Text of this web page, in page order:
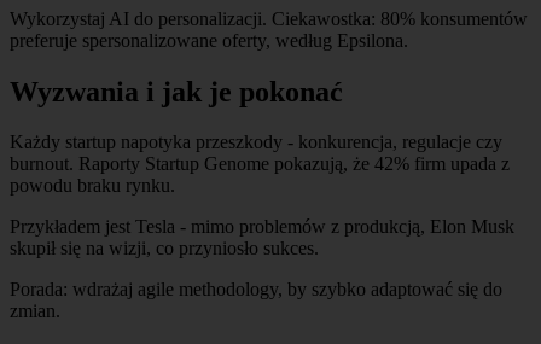
Wykorzystaj AI do personalizacji. Ciekawostka: 80% konsumentów
preferuje spersonalizowane oferty, według Epsilona.
Wyzwania i jak je pokonać
Każdy startup napotyka przeszkody - konkurencja, regulacje czy
burnout. Raporty Startup Genome pokazują, że 42% firm upada z
powodu braku rynku.
Przykładem jest Tesla - mimo problemów z produkcją, Elon Musk
skupił się na wizji, co przyniosło sukces.
Porada: wdrażaj agile methodology, by szybko adaptować się do
zmian.